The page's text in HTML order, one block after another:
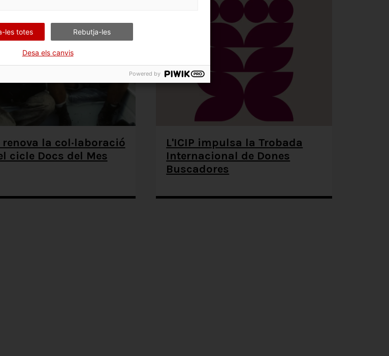
renova la col·laboració
cicle Docs del Mes
L'ICIP impulsa la Trobada
Internacional de Dones
Buscadores
les totes Rebutja-les
Desa els canvis
Powered by